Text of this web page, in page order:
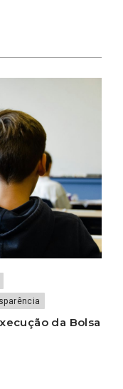
da Bolsa